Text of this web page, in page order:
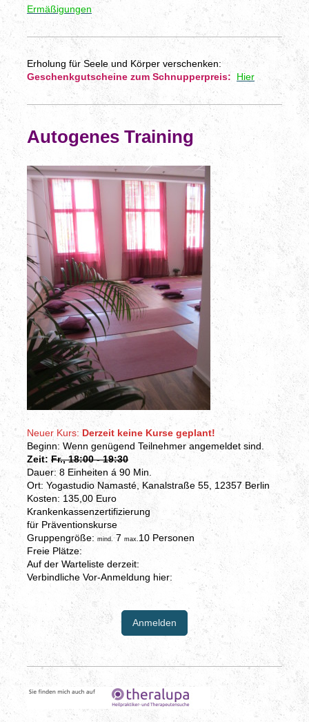
Ermäßigungen
Erholung für Seele und Körper verschenken:
Geschenkgutscheine zum Schnupperpreis:
Hier
Autogenes Training
Neuer Kurs: Derzeit keine Kurse geplant!
Beginn: Wenn genügend Teilnehmer angemeldet sind.
Zeit:Fr., 18:00 - 19:30
Dauer: 8 Einheiten á 90 Min.
Ort: Yogastudio Namasté, Kanalstraße 55, 12357 Berlin
Kosten: 135,00 Euro
Krankenkassenzertifizierung
für Präventionskurse
Gruppengröße: mind. 7 max. 10 Personen
Freie Plätze:
Auf der Warteliste derzeit:
Verbindliche Vor-Anmeldung hier:
Anmelden